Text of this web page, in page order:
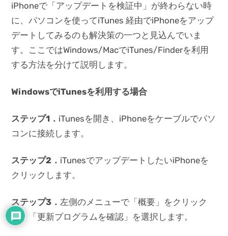
iPhoneで「アップデートを検証中」が終わらない時
に、パソコンを使ってiTunes 経由でiPhoneをアップ
デートしてみるのも解決策の一つと見込んでいま
す。ここではWindows/MacでiTunes/Finderを利用
する方法を分けて説明します。
WindowsでiTunesを利用する場合
ステップ1 ． iTunesを開き、iPhoneをケーブルでパソ
コンに接続します。
ステップ2 ． iTunesでアップデートしたいiPhoneを
クリックします。
ステップ3 ． 左側のメニューで「概要」をクリック
し、「更新プログラムを確認」を選択します。